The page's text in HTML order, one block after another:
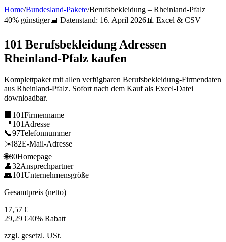
Home/Bundesland-Pakete/Berufsbekleidung – Rheinland-Pfalz
40% günstiger📅 Datenstand: 16. April 2026📊 Excel & CSV
101 Berufsbekleidung Adressen
Rheinland-Pfalz kaufen
Komplettpaket mit allen verfügbaren Berufsbekleidung-Firmendaten
aus Rheinland-Pfalz. Sofort nach dem Kauf als Excel-Datei
downloadbar.
🏢 101Firmenname
📍101 Adresse
📞97Telefonnummer
✉️82E-Mail-Adresse
🌐80Homepage
👤32Ansprechpartner
👥101Unternehmensgröße
Gesamtpreis (netto)
17,57 €
29,29 €40% Rabatt
zzgl. gesetzl. USt.